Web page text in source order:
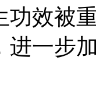
功效被
进一步